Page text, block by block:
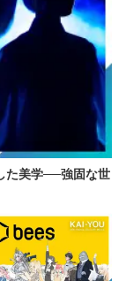
た美学──強固な世